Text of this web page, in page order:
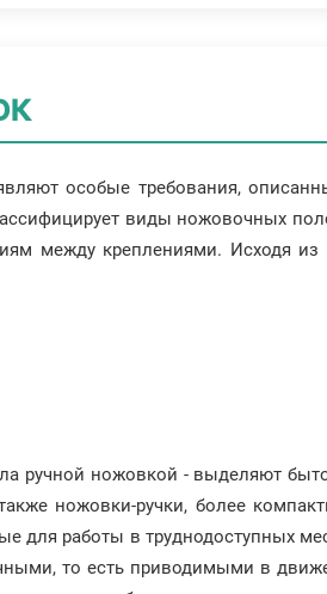
особые требования,
виды ножовочных
между креплениями. Исходя из
ручной ножовкой - выделяют
ножовки-ручки, более
для работы в труднодоступных
то есть приводимыми в